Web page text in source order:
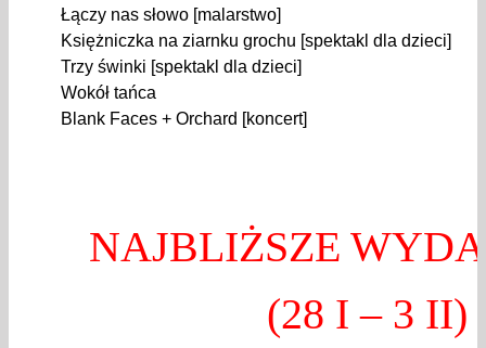
Łączy nas słowo [malarstwo]
Księżniczka na ziarnku grochu [spektakl dla dzieci]
Trzy świnki [spektakl dla dzieci]
Wokół tańca
Blank Faces + Orchard [koncert]
NAJBLIŻSZE
(28 I – 3 II)